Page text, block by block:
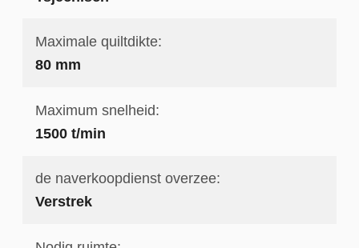
Maximale quiltdikte:
80 mm
Maximum snelheid:
1500 t/min
de naverkoopdienst overzee:
Verstrek